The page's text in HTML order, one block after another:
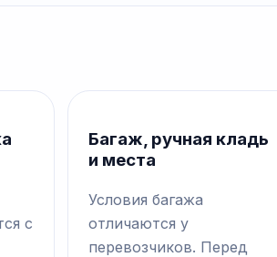
с
Багаж, ручная кладь
и места
Условия багажа
отличаются у
перевозчиков. Перед